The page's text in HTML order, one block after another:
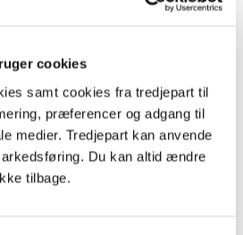
cookies
samt cookies fra tredjepart til
præferencer og adgang til
medier. Tredjepart kan anvende
Du kan altid ændre
tilbage.
på turen. Beretningerne
af de indsamlede talpar
grupperne deres kort rent på
- eller på computeren. De
ind og indretter tegningerne,